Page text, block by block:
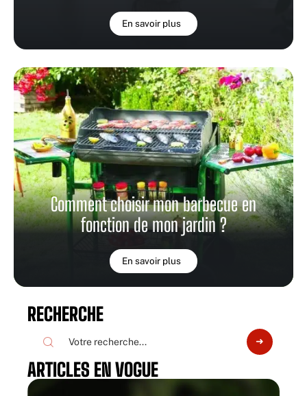
En savoir plus
Comment choisir mon barbecue en
fonction de mon jardin ?
En savoir plus
RECHERCHE
ARTICLES EN VOGUE